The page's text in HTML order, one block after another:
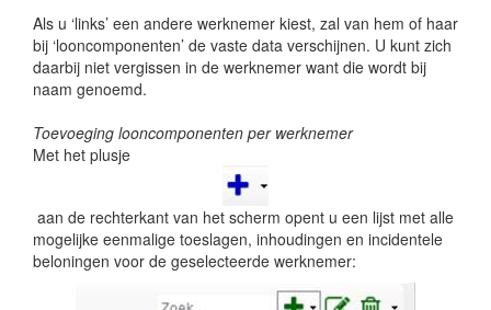
Als u ‘links’ een andere werknemer kiest, zal van hem of haar
bij ‘looncomponenten’ de vaste data verschijnen. U kunt zich
daarbij niet vergissen in de werknemer want die wordt bij
naam genoemd.
Toevoeging looncomponenten per werknemer
Met het plusje
aan de rechterkant van het scherm opent u een lijst met alle
mogelijke eenmalige toeslagen, inhoudingen en incidentele
beloningen voor de geselecteerde werknemer: